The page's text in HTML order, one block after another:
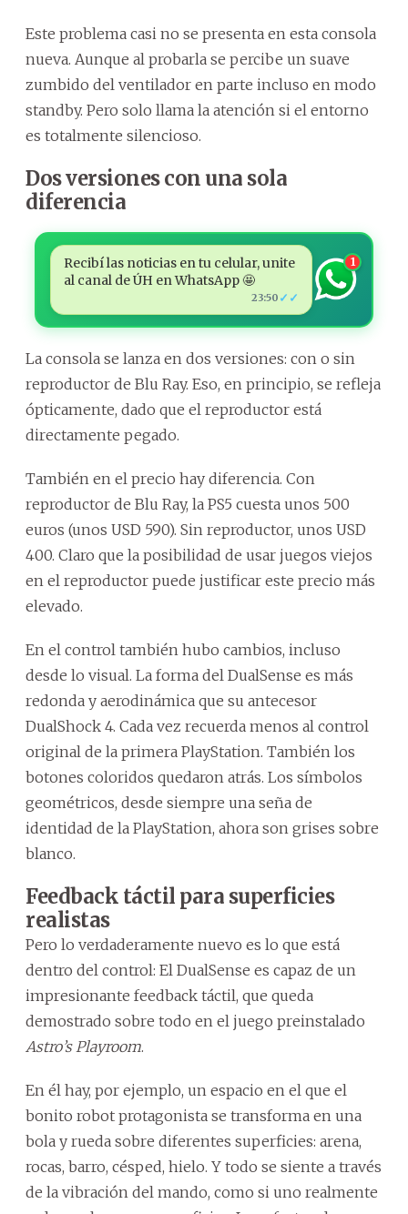
Este problema casi no se presenta en esta consola
nueva. Aunque al probarla se percibe un suave
zumbido del ventilador en parte incluso en modo
standby. Pero solo llama la atención si el entorno
es totalmente silencioso.
Dos versiones con una sola
diferencia
Recibí las noticias en tu celular, unite
al canal de ÚH en WhatsApp 🤩
23:50 ✓✓
1
La consola se lanza en dos versiones: con o sin
reproductor de Blu Ray. Eso, en principio, se refleja
ópticamente, dado que el reproductor está
directamente pegado.
También en el precio hay diferencia. Con
reproductor de Blu Ray, la PS5 cuesta unos 500
euros (unos USD 590). Sin reproductor, unos USD
400. Claro que la posibilidad de usar juegos viejos
en el reproductor puede justificar este precio más
elevado.
En el control también hubo cambios, incluso
desde lo visual. La forma del DualSense es más
redonda y aerodinámica que su antecesor
DualShock 4. Cada vez recuerda menos al control
original de la primera PlayStation. También los
botones coloridos quedaron atrás. Los símbolos
geométricos, desde siempre una seña de
identidad de la PlayStation, ahora son grises sobre
blanco.
Feedback táctil para superficies
realistas
Pero lo verdaderamente nuevo es lo que está
dentro del control: El DualSense es capaz de un
impresionante feedback táctil, que queda
demostrado sobre todo en el juego preinstalado
Astro’s Playroom.
En él hay, por ejemplo, un espacio en el que el
bonito robot protagonista se transforma en una
bola y rueda sobre diferentes superficies: arena,
rocas, barro, césped, hielo. Y todo se siente a través
de la vibración del mando, como si uno realmente